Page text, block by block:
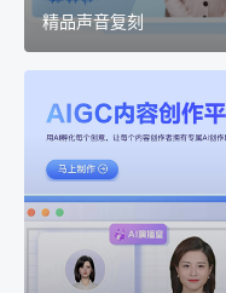
精品声音复刻
AIGC平台
用AI孵化每个创意
讯飞AIGC平台：让每个创
作者都拥有自己的专注AI